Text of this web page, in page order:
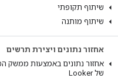
שיתוף תקופתי
שיתוף מותנה
אחזור נתונים ויצירת תרשים
אחזור נתונים באמצעות ממשק
של Looker